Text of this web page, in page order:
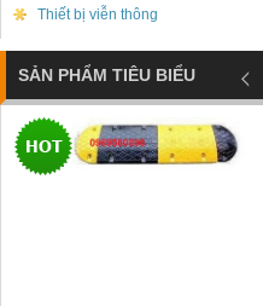
Thiết bị viễn thông
SẢN PHẨM TIÊU BIỂU